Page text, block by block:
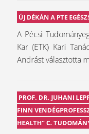
ÚJ DÉKÁN A PTE
A Pécsi
Kar (ETK) Kari
Andrást választotta
PROF. DR. JUHANI
FINN
HEALTH” C.